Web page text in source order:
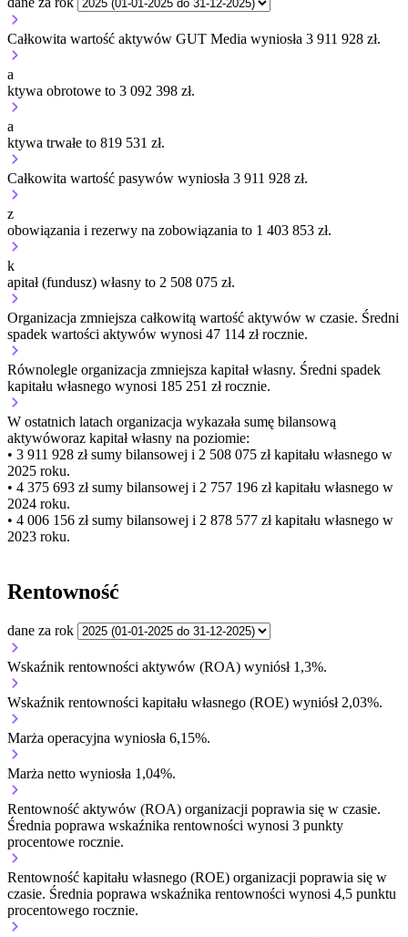
Całkowita wartość aktywów GUT Media wyniosła 3 911 928 zł.
a
ktywa obrotowe to 3 092 398 zł.
a
ktywa trwałe to 819 531 zł.
Całkowita wartość pasywów wyniosła 3 911 928 zł.
z
obowiązania i rezerwy na zobowiązania to 1 403 853 zł.
k
apitał (fundusz) własny to 2 508 075 zł.
Organizacja zmniejsza całkowitą wartość aktywów w czasie. Średni
spadek wartości aktywów wynosi 47 114 zł rocznie.
Równolegle organizacja zmniejsza kapitał własny. Średni spadek
kapitału własnego wynosi 185 251 zł rocznie.
W ostatnich latach organizacja wykazała sumę bilansową
aktywóworaz kapitał własny na poziomie:
• 3 911 928 złsumy bilansowej i 2 508 075 zł kapitału własnego w
2025 roku.
• 4 375 693 złsumy bilansowej i 2 757 196 zł kapitału własnego w
2024 roku.
• 4 006 156 złsumy bilansowej i 2 878 577 zł kapitału własnego w
2023 roku.
Rentowność
dane za rok
Wskaźnik rentowności aktywów (ROA) wyniósł 1,3%.
Wskaźnik rentowności kapitału własnego (ROE) wyniósł 2,03%.
Marża operacyjna wyniosła 6,15%.
Marża netto wyniosła 1,04%.
Rentowność aktywów (ROA) organizacji poprawia się w czasie.
Średnia poprawa wskaźnika rentowności wynosi 3 punkty
procentowe rocznie.
Rentowność kapitału własnego (ROE) organizacji poprawia się w
czasie. Średnia poprawa wskaźnika rentowności wynosi 4,5 punktu
procentowego rocznie.